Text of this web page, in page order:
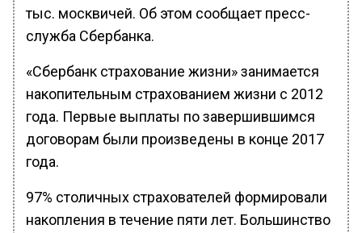
тыс. москвичей. Об этом сообщает пресс-
служба Сбербанка.
«Сбербанк страхование жизни» занимается
накопительным страхованием жизни с 2012
года. Первые выплаты по завершившимся
договорам были произведены в конце 2017
года.
97% столичных страхователей формировали
накопления в течение пяти лет. Большинство